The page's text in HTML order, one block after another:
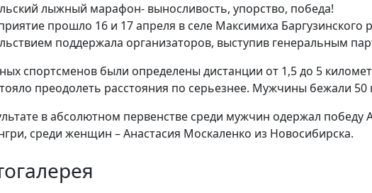
лыжный марафон- выносливость, упорство, победа!
прошло 16 и 17 апреля в селе Максимиха Баргузинского
поддержала организаторов, выступив генеральным
спортсменов были определены дистанции от 1,5 до 5
преодолеть расстояния по серьезнее. Мужчины бежали
в абсолютном первенстве среди мужчин одержал победу
среди женщин – Анастасия Москаленко из Новосибирска.